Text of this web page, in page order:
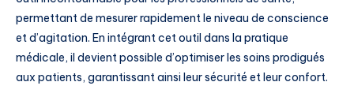
permettant de mesurer rapidement le niveau de conscience
et d’agitation. En intégrant cet outil dans la pratique
médicale, il devient possible d’optimiser les soins prodigués
aux patients, garantissant ainsi leur sécurité et leur confort.